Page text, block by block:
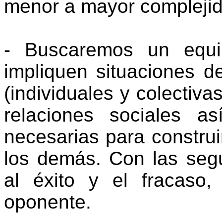
menor a mayor
- Buscaremos un
impliquen situaciones
(individuales y
relaciones sociales
necesarias para
los demás. Con las
al éxito y el
oponente.